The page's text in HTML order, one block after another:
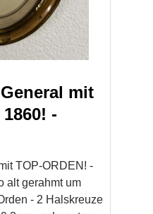
mit
-
TOP-ORDEN! -
alt gerahmt um
- 2 Halskreuze